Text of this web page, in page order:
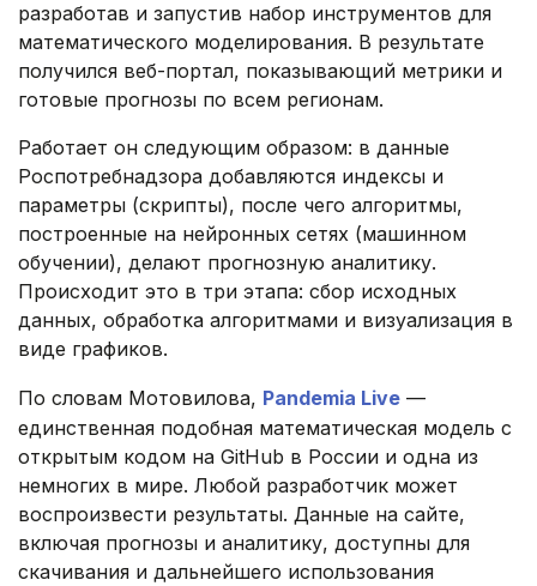
разработав и запустив набор инструментов для
математического моделирования. В результате
получился веб-портал, показывающий метрики и
готовые прогнозы по всем регионам.
Работает он следующим образом: в данные
Роспотребнадзора добавляются индексы и
параметры (скрипты), после чего алгоритмы,
построенные на нейронных сетях (машинном
обучении), делают прогнозную аналитику.
Происходит это в три этапа: сбор исходных
данных, обработка алгоритмами и визуализация в
виде графиков.
По словам Мотовилова, Pandemia Live —
единственная подобная математическая модель с
открытым кодом на GitHub в России и одна из
немногих в мире. Любой разработчик может
воспроизвести результаты. Данные на сайте,
включая прогнозы и аналитику, доступны для
скачивания и дальнейшего использования